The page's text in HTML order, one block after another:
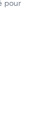
pour